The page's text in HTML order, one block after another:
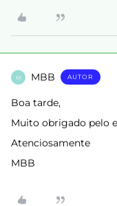
M MBB AUTOR
Boa tarde,
Muito obrigado pelo
Atenciosamente
MBB